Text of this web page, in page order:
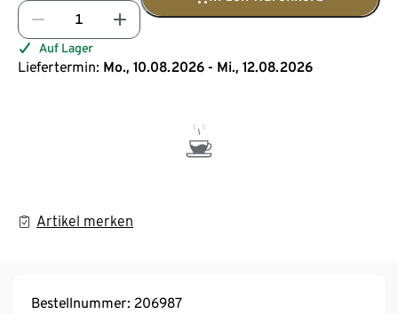
Auf Lager
Liefertermin: Mo., 10.08.2026 - Mi., 12.08.2026
Artikel merken
Bestellnummer: 206987